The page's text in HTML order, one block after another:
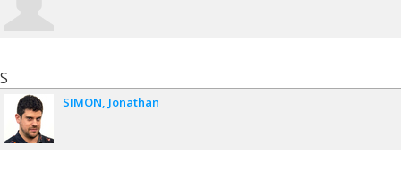
S
SIMON Jonathan